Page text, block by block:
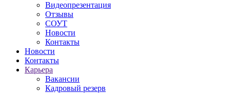
Видеопрезентация
Отзывы
СОУТ
Новости
Контакты
Новости
Контакты
Карьера
Вакансии
Кадровый резерв